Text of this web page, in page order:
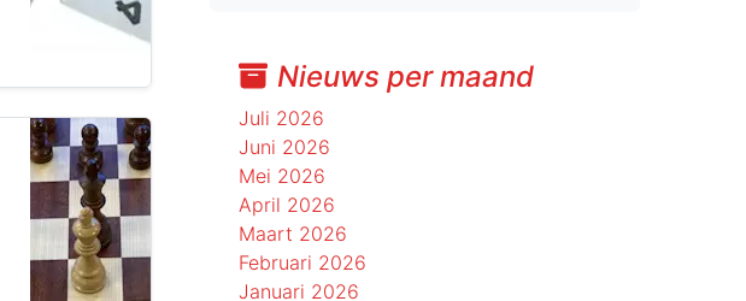
Nieuws per maand
Juli 2026
Juni 2026
Mei 2026
April 2026
Maart 2026
Februari 2026
Januari 2026